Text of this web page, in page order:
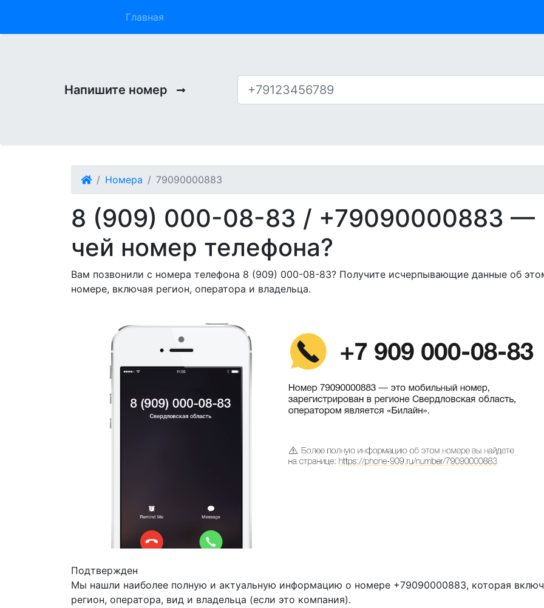
Главная
Напишите номер
Номера 79090000883
8 (909) 000-08-83 / +79090000883 —
чей номер телефона?
Вам позвонили с номера телефона 8 (909) 000-08-83? Получите исчерпывающие данные об
номере, включая регион, оператора и владельца.
Подтвержден
Мы нашли наиболее полную и актуальную информацию о номере +79090000883, которая
регион, оператора, вид и владельца (если это компания).